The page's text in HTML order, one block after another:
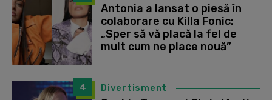
Antonia a lansat o piesă în
colaborare cu Killa Fonic:
„Sper să vă placă la fel de
mult cum ne place nouă”
4 Divertisment